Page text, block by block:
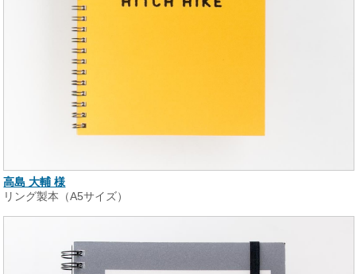
高島 大輔 様
リング製本（A5サイズ）